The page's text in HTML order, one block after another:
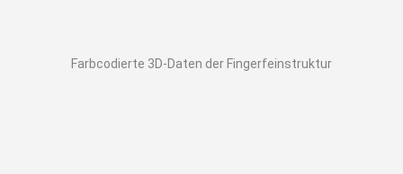
Farbcodierte 3D-Daten der Fingerfeinstruktur